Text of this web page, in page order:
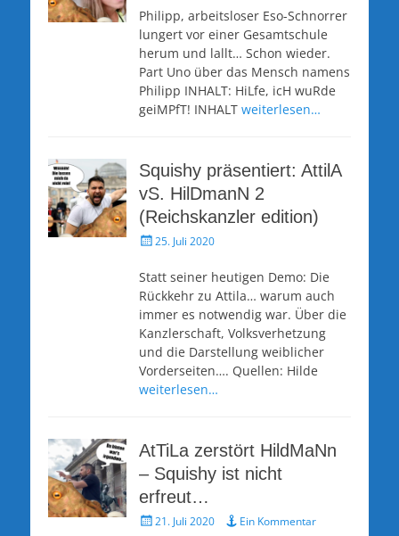
Philipp, arbeitsloser Eso-Schnorrer
lungert vor einer Gesamtschule
herum und lallt… Schon wieder.
Part Uno über das Mensch namens
Philipp INHALT: HiLfe, icH wuRde
geiMPfT! INHALT weiterlesen…
Squishy präsentiert: AttilA
vS. HilDmanN 2
(Reichskanzler edition)
Veröffentlicht
25. Juli 2020
Statt seiner heutigen Demo: Die
Rückkehr zu Attila… warum auch
immer es notwendig war. Über die
Kanzlerschaft, Volksverhetzung
und die Darstellung weiblicher
Vorderseiten…. Quellen: Hilde
weiterlesen…
AtTiLa zerstört HildMaNn
– Squishy ist nicht
erfreut…
Veröffentlicht
21. Juli 2020 Ein Kommentar